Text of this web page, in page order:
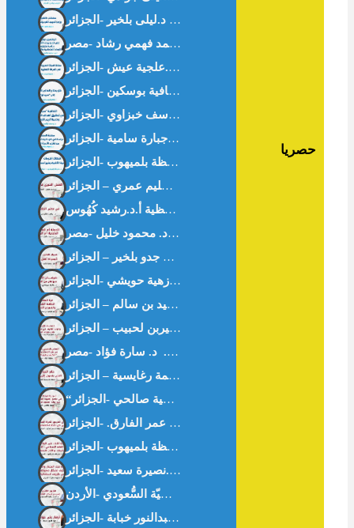
حصريا
في معنى الحافظية أ.د.رشيد كُهُوس